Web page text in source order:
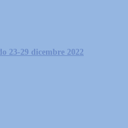
23-29 dicembre 2022